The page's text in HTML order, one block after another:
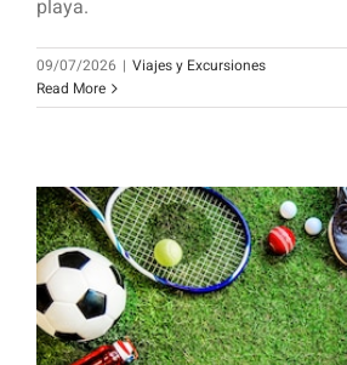
playa.
09/07/2026 | Viajes y Excursiones
Read More